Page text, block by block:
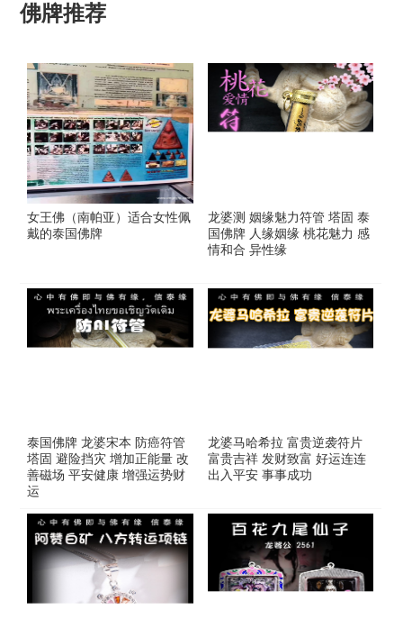
佛牌推荐
​女王佛（南帕亚）适合女性佩
戴的泰国佛牌
龙婆测 姻缘魅力符管 塔固 泰
国佛牌 人缘姻缘 桃花魅力 感
情和合 异性缘
泰国佛牌 龙婆宋本 防癌符管
塔固 避险挡灾 增加正能量 改
善磁场 平安健康 增强运势财
运
龙婆马哈希拉 富贵逆袭符片
富贵吉祥 发财致富 好运连连
出入平安 事事成功